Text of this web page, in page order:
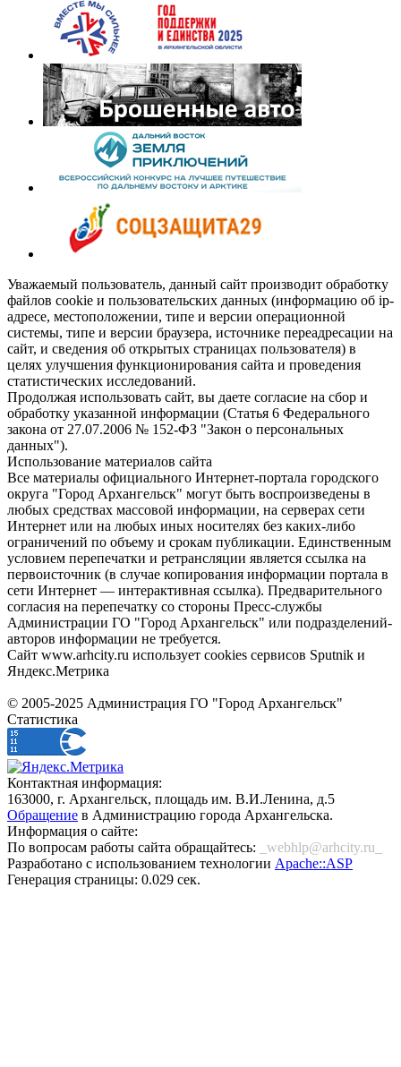
Уважаемый пользователь, данный сайт производит обработку
файлов cookie и пользовательских данных (информацию об ip-
адресе, местоположении, типе и версии операционной
системы, типе и версии браузера, источнике переадресации на
сайт, и сведения об открытых страницах пользователя) в
целях улучшения функционирования сайта и проведения
статистических исследований.
Продолжая использовать сайт, вы даете согласие на сбор и
обработку указанной информации (Статья 6 Федерального
закона от 27.07.2006 № 152-ФЗ "Закон о персональных
данных").
Использование материалов сайта
Все материалы официального Интернет-портала городского
округа "Город Архангельск" могут быть воспроизведены в
любых средствах массовой информации, на серверах сети
Интернет или на любых иных носителях без каких-либо
ограничений по объему и срокам публикации. Единственным
условием перепечатки и ретрансляции является ссылка на
первоисточник (в случае копирования информации портала в
сети Интернет — интерактивная ссылка). Предварительного
согласия на перепечатку со стороны Пресс-службы
Администрации ГО "Город Архангельск" или подразделений-
авторов информации не требуется.
Сайт www.arhcity.ru использует cookies сервисов Sputnik и
Яндекс.Метрика
© 2005-2025 Администрация ГО "Город Архангельск"
Статистика
Контактная информация:
163000, г. Архангельск, площадь им. В.И.Ленина, д.5
Обращение в Администрацию города Архангельска.
Информация о сайте:
По вопросам работы сайта обращайтесь:
_webhlp@arhcity.ru_
Разработано с использованием технологии Apache::ASP
Генерация страницы: 0.029 сек.